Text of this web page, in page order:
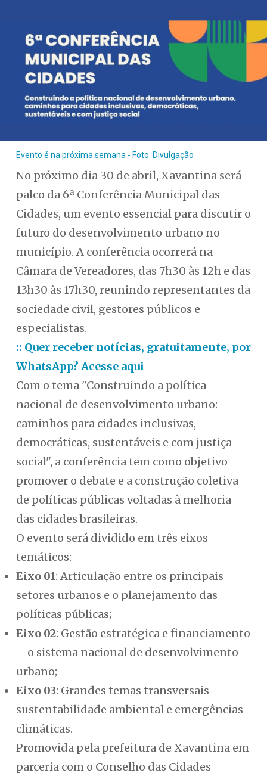
Evento é na próxima semana - Foto: Divulgação
No próximo dia 30 de abril, Xavantina será
palco da 6ª Conferência Municipal das
Cidades, um evento essencial para discutir o
futuro do desenvolvimento urbano no
município. A conferência ocorrerá na
Câmara de Vereadores, das 7h30 às 12h e das
13h30 às 17h30, reunindo representantes da
sociedade civil, gestores públicos e
especialistas.
:: Quer receber notícias, gratuitamente, por
WhatsApp? Acesse aqui
Com o tema "Construindo a política
nacional de desenvolvimento urbano:
caminhos para cidades inclusivas,
democráticas, sustentáveis e com justiça
social", a conferência tem como objetivo
promover o debate e a construção coletiva
de políticas públicas voltadas à melhoria
das cidades brasileiras.
O evento será dividido em três eixos
temáticos:
Eixo 01: Articulação entre os principais
setores urbanos e o planejamento das
políticas públicas;
Eixo 02: Gestão estratégica e financiamento
– o sistema nacional de desenvolvimento
urbano;
Eixo 03: Grandes temas transversais –
sustentabilidade ambiental e emergências
climáticas.
Promovida pela prefeitura de Xavantina em
parceria com o Conselho das Cidades